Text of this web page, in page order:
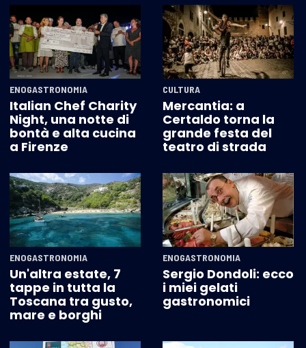
ENOGASTRONOMIA
Italian Chef Charity
Night, una notte di
bontà e alta cucina
a Firenze
CULTURA
Mercantia: a
Certaldo torna la
grande festa del
teatro di strada
ENOGASTRONOMIA
Un'altra estate, 7
tappe in tutta la
Toscana tra gusto,
mare e borghi
ENOGASTRONOMIA
Sergio Dondoli: ecco
i miei gelati
gastronomici